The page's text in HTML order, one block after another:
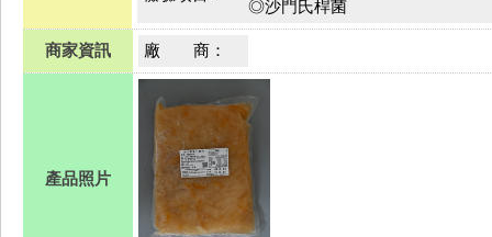
◎沙門氏桿菌
商家資訊 廠 商：
產品照片